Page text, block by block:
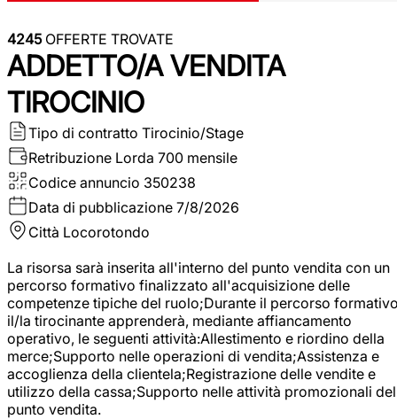
4245OFFERTE TROVATE
ADDETTO/A VENDITA
TIROCINIO
Tipo di contratto Tirocinio/Stage
Retribuzione Lorda 700 mensile
Codice annuncio 350238
Data di pubblicazione 7/8/2026
Città Locorotondo
La risorsa sarà inserita all'interno del punto vendita con un
percorso formativo finalizzato all'acquisizione delle
competenze tipiche del ruolo;Durante il percorso
il/la tirocinante apprenderà, mediante affiancamento
operativo, le seguenti attività:Allestimento e riordino della
merce;Supporto nelle operazioni di vendita;Assistenza e
accoglienza della clientela;Registrazione delle vendite e
utilizzo della cassa;Supporto nelle attività promozionali del
punto vendita.